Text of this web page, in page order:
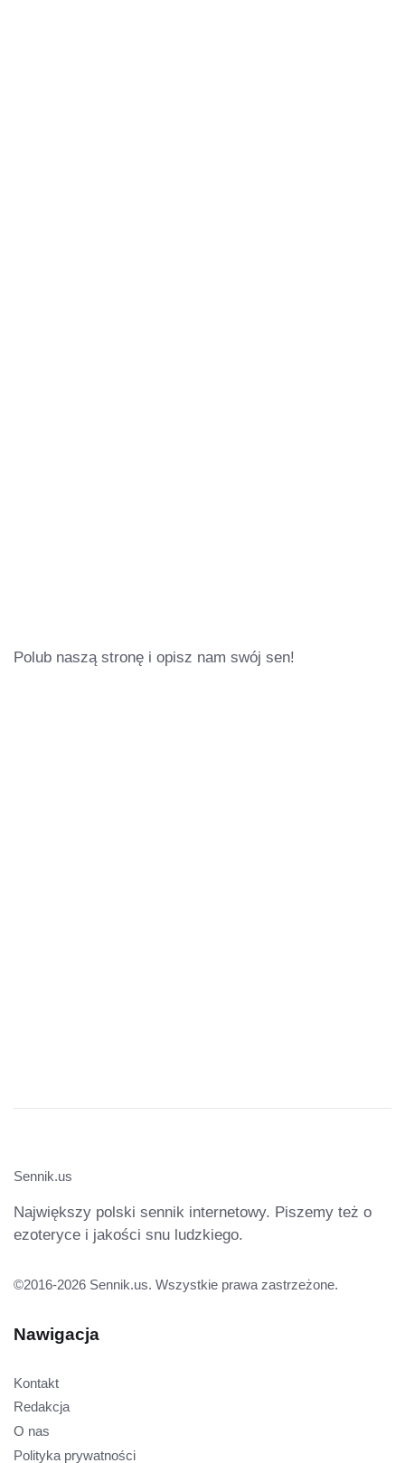
Polub naszą stronę i opisz nam swój sen!
Sennik.us
Największy polski sennik internetowy. Piszemy też o
ezoteryce i jakości snu ludzkiego.
©2016-2026 Sennik.us. Wszystkie prawa zastrzeżone.
Nawigacja
Kontakt
Redakcja
O nas
Polityka prywatności